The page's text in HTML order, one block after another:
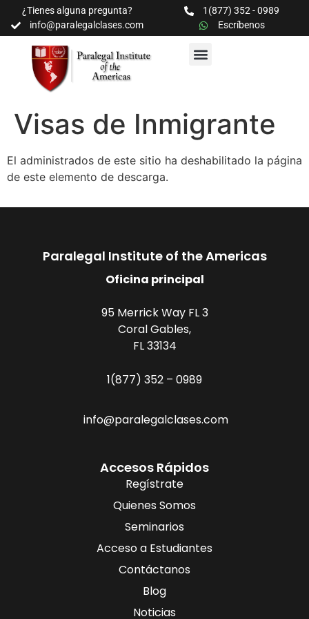
¿Tienes alguna pregunta?
1(877) 352 - 0989
info@paralegalclases.com
Escríbenos
Visas de Inmigrante
El administrados de este sitio ha deshabilitado la página
de este elemento de descarga.
Paralegal Institute of the Americas
Oficina principal
95 Merrick Way FL 3
Coral Gables,
FL 33134
1(877) 352 – 0989
info@paralegalclases.com
Accesos Rápidos
Regístrate
Quienes Somos
Seminarios
Acceso a Estudiantes
Contáctanos
Blog
Noticias